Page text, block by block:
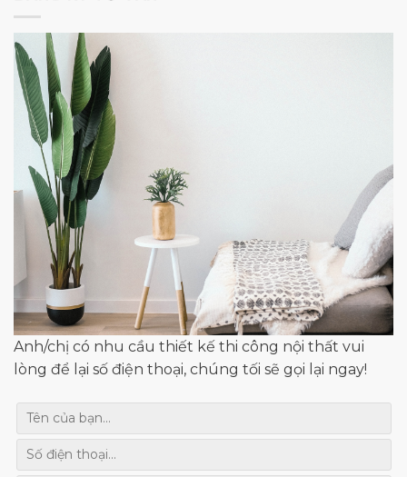
Anh/chị có nhu cầu thiết kế thi công nội thất vui
lòng để lại số điện thoại, chúng tối sẽ gọi lại ngay!